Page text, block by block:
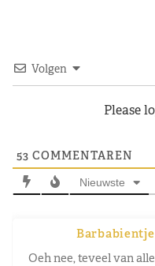
Volgen
Please
53 COMMENTAREN
Nieuwste
Barbabientje
Oeh nee, teveel van